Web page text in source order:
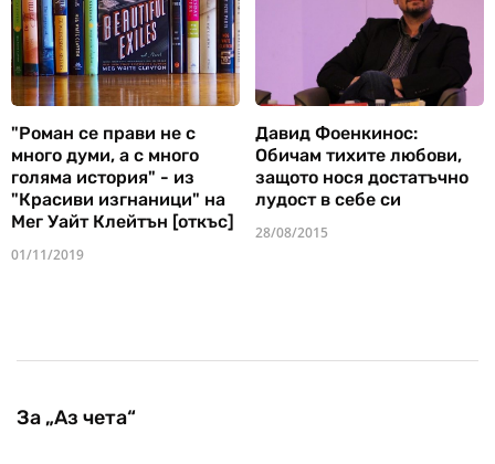
"Роман се прави не с
много думи, а с много
голяма история" - из
"Красиви изгнаници" на
Мег Уайт Клейтън [откъс]
01/11/2019
Давид Фоенкинос:
Обичам тихите любови,
защото нося достатъчно
лудост в себе си
28/08/2015
За „Аз чета“